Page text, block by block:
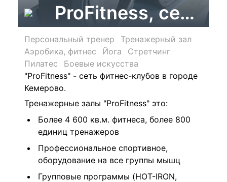
ProFitness, сеть
Персональный тренер
Тренажерный зал
Аэробика, фитнес
Йога
Стретчинг
Пилатес
Боевые искусства
"ProFitness" - сеть фитнес-клубов в городе
Кемерово.
Тренажерные залы "ProFitness" это:
Более 4 600 кв.м. фитнеса, более 800
единиц тренажеров
Профессиональное спортивное,
оборудование на все группы мышц
Групповые программы (HOT-IRON,